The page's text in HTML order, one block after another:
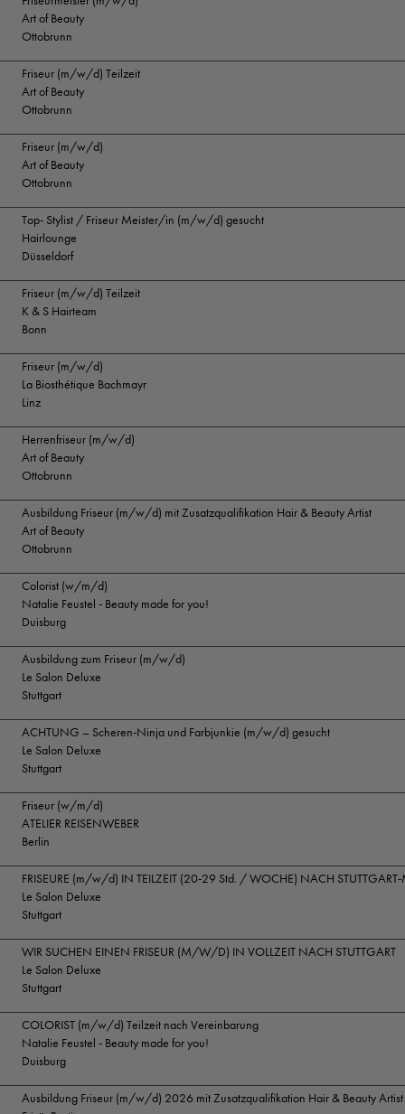
Art of Beauty
Ottobrunn
Friseur (m/w/d) Teilzeit
Art of Beauty
Ottobrunn
Friseur (m/w/d)
Art of Beauty
Ottobrunn
Top- Stylist / Friseur Meister/in (m/w/d) gesucht
Hairlounge
Düsseldorf
Friseur (m/w/d) Teilzeit
K & S Hairteam
Bonn
Friseur (m/w/d)
La Biosthétique Bachmayr
Linz
Herrenfriseur (m/w/d)
Art of Beauty
Ottobrunn
Ausbildung Friseur (m/w/d) mit Zusatzqualifikation Hair & Beauty Artist
Art of Beauty
Ottobrunn
Colorist (w/m/d)
Natalie Feustel - Beauty made for you!
Duisburg
Ausbildung zum Friseur (m/w/d)
Le Salon Deluxe
Stuttgart
ACHTUNG – Scheren-Ninja und Farbjunkie (m/w/d) gesucht
Le Salon Deluxe
Stuttgart
Friseur (w/m/d)
ATELIER REISENWEBER
Berlin
FRISEURE (m/w/d) IN TEILZEIT (20-29 Std. / WOCHE) NACH STUTTGART-
Le Salon Deluxe
Stuttgart
WIR SUCHEN EINEN FRISEUR (M/W/D) IN VOLLZEIT NACH STUTTGART
Le Salon Deluxe
Stuttgart
COLORIST (m/w/d) Teilzeit nach Vereinbarung
Natalie Feustel - Beauty made for you!
Duisburg
Ausbildung Friseur (m/w/d) 2026 mit Zusatzqualifikation Hair & Beauty Artist